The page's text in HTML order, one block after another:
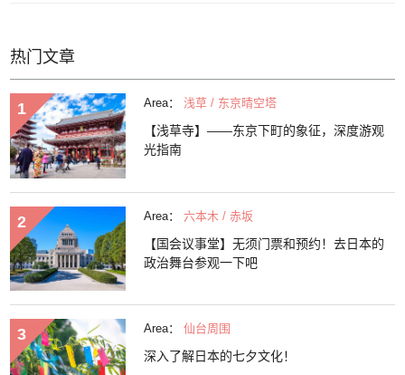
热门文章
Area： 浅草 / 东京晴空塔
【浅草寺】——东京下町的象征，深度游观
光指南
Area： 六本木 / 赤坂
【国会议事堂】无须门票和预约！去日本的
政治舞台参观一下吧
Area： 仙台周围
深入了解日本的七夕文化！